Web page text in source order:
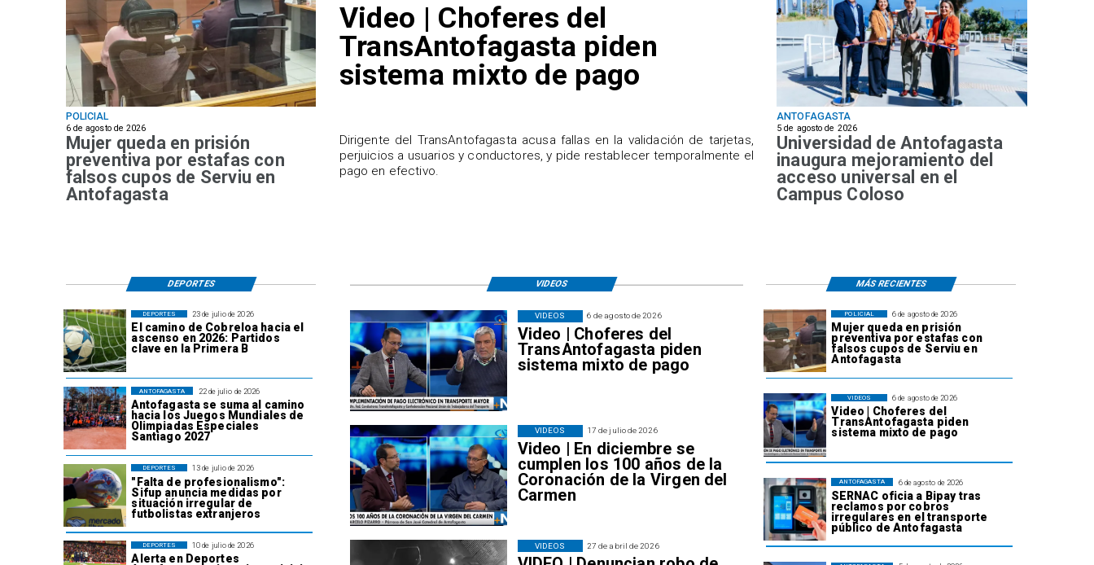
Video | Choferes del
TransAntofagasta piden
sistema mixto de pago
​Dirigente del TransAntofagasta acusa fallas en la validación de tarjetas,
perjuicios a usuarios y conductores, y pide restablecer temporalmente el
pago en efectivo.
POLICIAL
6 de agosto de 2026
Mujer queda en prisión
preventiva por estafas con
falsos cupos de Serviu en
Antofagasta
ANTOFAGASTA
5 de agosto de 2026
Universidad de Antofagasta
inaugura mejoramiento del
acceso universal en el
Campus Coloso
6 de agosto de 2026
Mujer queda en prisión
preventiva por estafas con
falsos cupos de Serviu en
Antofagasta
POLICIAL
6 de agosto de 2026
Video | Choferes del
TransAntofagasta piden
sistema mixto de pago
VIDEOS
6 de agosto de 2026
SERNAC oficia a Bipay tras
reclamos por cobros
irregulares en el transporte
público de Antofagasta
ANTOFAGASTA
23 de julio de 2026
El camino de Cobreloa hacia el
ascenso en 2026: Partidos
clave en la Primera B
DEPORTES
22 de julio de 2026
Antofagasta se suma al camino
hacia los Juegos Mundiales de
Olimpiadas Especiales
Santiago 2027
ANTOFAGASTA
13 de julio de 2026
"Falta de profesionalismo":
Sifup anuncia medidas por
situación irregular de
futbolistas extranjeros
DEPORTES
10 de julio de 2026
Alerta en Deportes
DEPORTES
6 de agosto de 2026
Video | Choferes del
TransAntofagasta piden
sistema mixto de pago
VIDEOS
17 de julio de 2026
Video | En diciembre se
cumplen los 100 años de la
Coronación de la Virgen del
Carmen
VIDEOS
27 de abril de 2026
VIDEOS
VIDEOS
DEPORTES MÁS RECIENTES